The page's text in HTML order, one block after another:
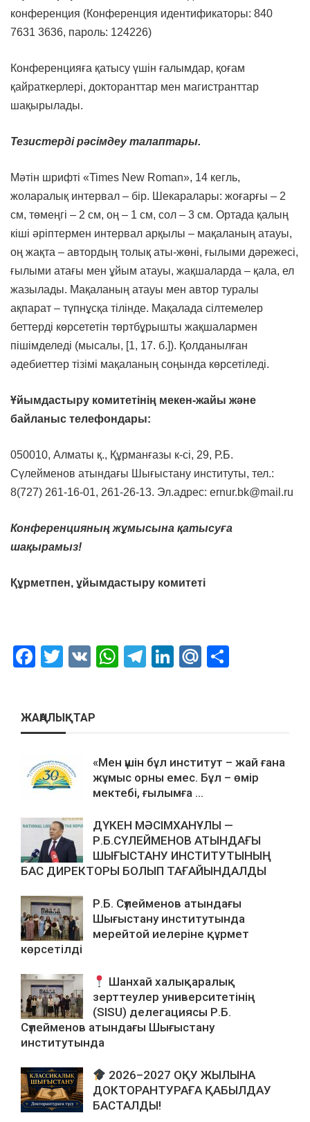
конференция (Конференция идентификаторы: 840
7631 3636, пароль: 124226)
Конференцияға қатысу үшін ғалымдар, қоғам
қайраткерлері, докторанттар мен магистранттар
шақырылады.
Тезистерді рәсімдеу талаптары.
Мәтін шрифті «Times New Roman», 14 кегль,
жоларалық интервал – бір. Шекаралары: жоғарғы – 2
см, төмеңгі – 2 см, оң – 1 см, сол – 3 см. Ортада қалың
кіші әріптермен интервал арқылы – мақаланың атауы,
оң жақта – автордың толық аты-жөні, ғылыми дәрежесі,
ғылыми атағы мен ұйым атауы, жақшаларда – қала, ел
жазылады. Мақаланың атауы мен автор туралы
ақпарат – түпнұсқа тілінде. Мақалада сілтемелер
беттерді көрсететін төртбұрышты жақшалармен
пішімделеді (мысалы, [1, 17. б.]). Қолданылған
әдебиеттер тізімі мақаланың соңында көрсетіледі.
Ұйымдастыру комитетінің мекен-жайы және
байланыс телефондары:
050010, Алматы қ., Құрманғазы к-сі, 29, Р.Б.
Сүлейменов атындағы Шығыстану институты, тел.:
8(727) 261-16-01, 261-26-13. Эл.адрес: ernur.bk@mail.ru
Конференцияның жұмысына қатысуға
шақырамыз!
Құрметпен, ұйымдастыру комитеті
Facebook
Twitter
VK WhatsApp
Telegram
LinkedIn
Mail.Ru
ЖАҢАЛЫҚТАР
«Мен үшін бұл институт – жай ғана
жұмыс орны емес. Бұл – өмір
мектебі, ғылымға ...
ДҮКЕН МӘСІМХАНҰЛЫ —
Р.Б.СҮЛЕЙМЕНОВ АТЫНДАҒЫ
ШЫҒЫСТАНУ ИНСТИТУТЫНЫҢ
БАС ДИРЕКТОРЫ БОЛЫП ТАҒАЙЫНДАЛДЫ
Р.Б. Сүлейменов атындағы
Шығыстану институтында
мерейтой иелеріне құрмет
көрсетілді
Шанхай халықаралық
зерттеулер университетінің
(SISU) делегациясы Р.Б.
Сүлейменов атындағы Шығыстану
институтында
2026–2027 ОҚУ ЖЫЛЫНА
ДОКТОРАНТУРАҒА ҚАБЫЛДАУ
БАСТАЛДЫ!